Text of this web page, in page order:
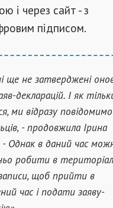
і через сайт - з
підписом.
ще не затверджені
декларацій. І як
ми відразу повідомимо
- продовжила Ірина
- Однак в даний час
робити в
записи, щоб прийти в
час і подати заяву-